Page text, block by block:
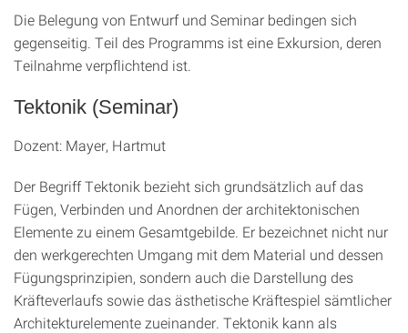
Die Belegung von Entwurf und Seminar bedingen sich
gegenseitig. Teil des Programms ist eine Exkursion, deren
Teilnahme verpflichtend ist.
Tektonik (Seminar)
Dozent: Mayer, Hartmut
Der Begriff Tektonik bezieht sich grundsätzlich auf das
Fügen, Verbinden und Anordnen der architektonischen
Elemente zu einem Gesamtgebilde. Er bezeichnet nicht nur
den werkgerechten Umgang mit dem Material und dessen
Fügungsprinzipien, sondern auch die Darstellung des
Kräfteverlaufs sowie das ästhetische Kräftespiel sämtlicher
Architekturelemente zueinander. Tektonik kann als